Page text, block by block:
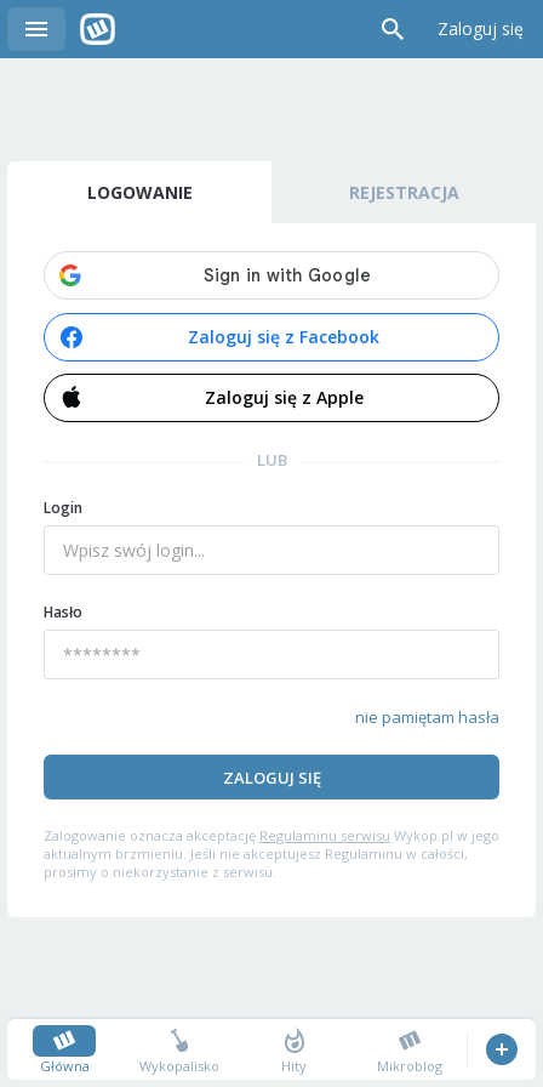
Zaloguj się
LOGOWANIE REJESTRACJA
Zaloguj się z Facebook
Zaloguj się z Apple
LUB
Login
Hasło
nie pamiętam hasła
ZALOGUJ SIĘ
Zalogowanie oznacza akceptację Regulaminu serwisu Wykop.pl w jego
aktualnym brzmieniu. Jeśli nie akceptujesz Regulaminu w całości,
prosimy o niekorzystanie z serwisu.
Główna Wykopalisko Hity Mikroblog